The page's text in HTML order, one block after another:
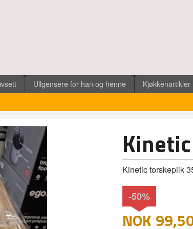
Ullgensere for han og henne Kjøkkenartikler
Kinetic torskepilk
NOK
-50%